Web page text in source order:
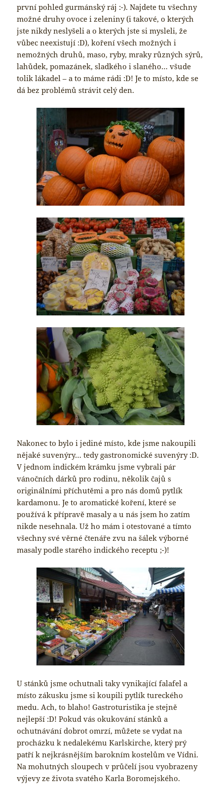
první pohled gurmánský ráj :-). Najdete tu všechny
možné druhy ovoce i zeleniny (i takové, o kterých
jste nikdy neslyšeli a o kterých jste si mysleli, že
vůbec neexistují :D), koření všech možných i
nemožných druhů, maso, ryby, mraky různých sýrů,
lahůdek, pomazánek, sladkého i slaného… všude
tolik lákadel – a to máme rádi :D! Je to místo, kde se
dá bez problémů strávit celý den.
Nakonec to bylo i jediné místo, kde jsme nakoupili
nějaké suvenýry… tedy gastronomické suvenýry :D.
V jednom indickém krámku jsme vybrali pár
vánočních dárků pro rodinu, několik čajů s
originálními příchutěmi a pro nás domů pytlík
kardamonu. Je to aromatické koření, které se
používá k přípravě masaly a u nás jsem ho zatím
nikde nesehnala. Už ho mám i otestované a tímto
všechny své věrné čtenáře zvu na šálek výborné
masaly podle starého indického receptu ;-)!
U stánků jsme ochutnali taky vynikající falafel a
místo zákusku jsme si koupili pytlík tureckého
medu. Ach, to blaho! Gastroturistika je stejně
nejlepší :D! Pokud vás okukování stánků a
ochutnávání dobrot omrzí, můžete se vydat na
procházku k nedalekému Karlskirche, který prý
patří k nejkrásnějším barokním kostelům ve Vídni.
Na mohutných sloupech v průčelí jsou vyobrazeny
výjevy ze života svatého Karla Boromejského.